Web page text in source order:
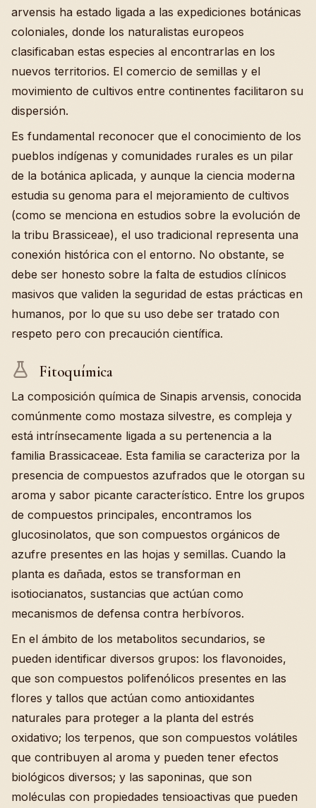
arvensis ha estado ligada a las expediciones botánicas
coloniales, donde los naturalistas europeos
clasificaban estas especies al encontrarlas en los
nuevos territorios. El comercio de semillas y el
movimiento de cultivos entre continentes facilitaron su
dispersión.
Es fundamental reconocer que el conocimiento de los
pueblos indígenas y comunidades rurales es un pilar
de la botánica aplicada, y aunque la ciencia moderna
estudia su genoma para el mejoramiento de cultivos
(como se menciona en estudios sobre la evolución de
la tribu Brassiceae), el uso tradicional representa una
conexión histórica con el entorno. No obstante, se
debe ser honesto sobre la falta de estudios clínicos
masivos que validen la seguridad de estas prácticas en
humanos, por lo que su uso debe ser tratado con
respeto pero con precaución científica.
Fitoquímica
La composición química de Sinapis arvensis, conocida
comúnmente como mostaza silvestre, es compleja y
está intrínsecamente ligada a su pertenencia a la
familia Brassicaceae. Esta familia se caracteriza por la
presencia de compuestos azufrados que le otorgan su
aroma y sabor picante característico. Entre los grupos
de compuestos principales, encontramos los
glucosinolatos, que son compuestos orgánicos de
azufre presentes en las hojas y semillas. Cuando la
planta es dañada, estos se transforman en
isotiocianatos, sustancias que actúan como
mecanismos de defensa contra herbívoros.
En el ámbito de los metabolitos secundarios, se
pueden identificar diversos grupos: los flavonoides,
que son compuestos polifenólicos presentes en las
flores y tallos que actúan como antioxidantes
naturales para proteger a la planta del estrés
oxidativo; los terpenos, que son compuestos volátiles
que contribuyen al aroma y pueden tener efectos
biológicos diversos; y las saponinas, que son
moléculas con propiedades tensioactivas que pueden